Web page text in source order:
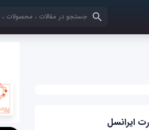
کلمات کلیدی خود را وارد کنید
ایرانسل